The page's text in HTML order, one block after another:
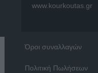
www.kourkoutas.gr
Όροι συναλλαγών
Πολιτική Πωλήσεων